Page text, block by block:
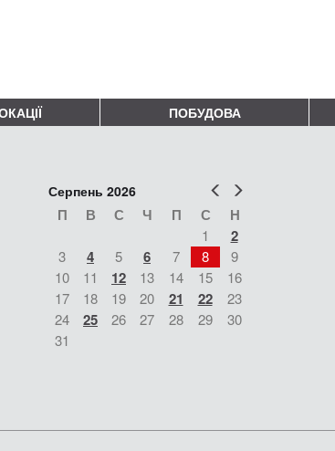
ПОБУДОВА
Попер
Серпень 2026
П В С Ч П С Н
1 2
3 4 5 6 7 8
9
10
11 12 13 14 15
16
17
18 19 20 21 22
23
24
25 26 27 28 29
30
31